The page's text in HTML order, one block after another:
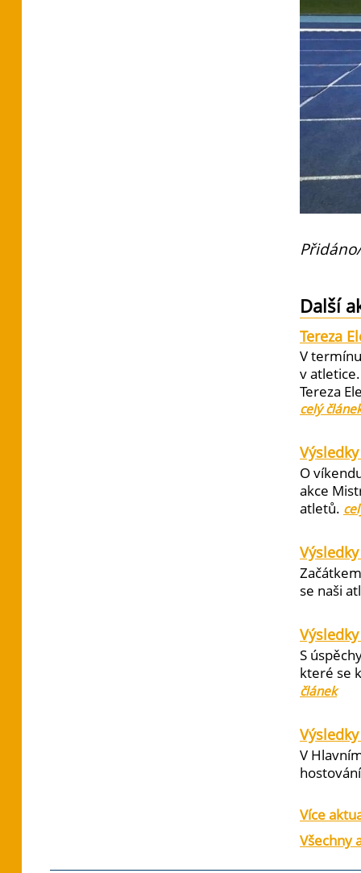
Další
Tereza
V
v
Tereza
celý
O
akce
atletů.
se naši
S
které se
článek
V
Více
Všechny